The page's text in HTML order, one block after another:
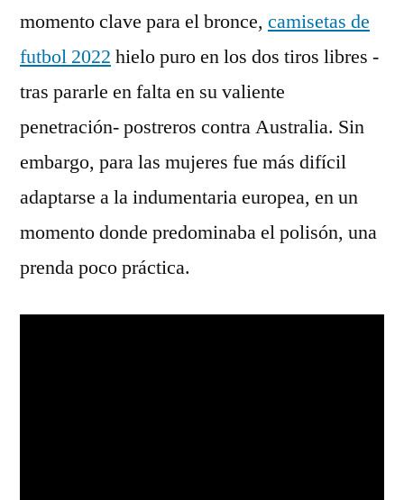
momento clave para el bronce, camisetas de
futbol 2022 hielo puro en los dos tiros libres -
tras pararle en falta en su valiente
penetración- postreros contra Australia. Sin
embargo, para las mujeres fue más difícil
adaptarse a la indumentaria europea, en un
momento donde predominaba el polisón, una
prenda poco práctica.